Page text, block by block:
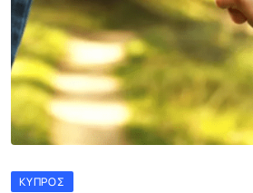
ΚΎΠΡΟΣ